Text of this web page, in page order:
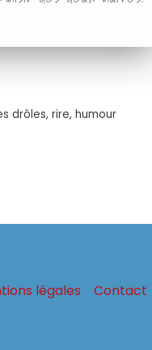
drôles, rire, humour
légales Contact